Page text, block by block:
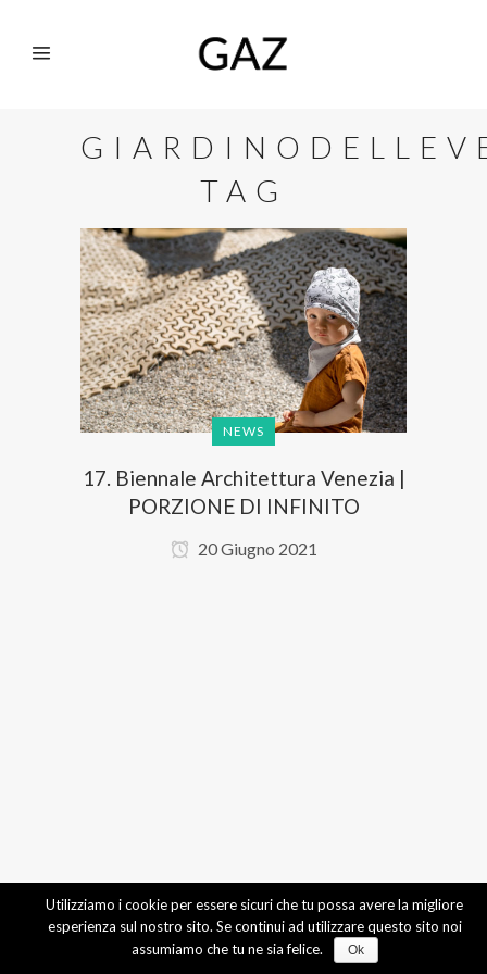
TAG
NEWS
17. Biennale Architettura Venezia |
PORZIONE DI INFINITO
20 Giugno 2021
Utilizziamo i cookie per essere sicuri che tu possa avere la migliore
esperienza sul nostro sito. Se continui ad utilizzare questo sito noi
assumiamo che tu ne sia felice.
Ok